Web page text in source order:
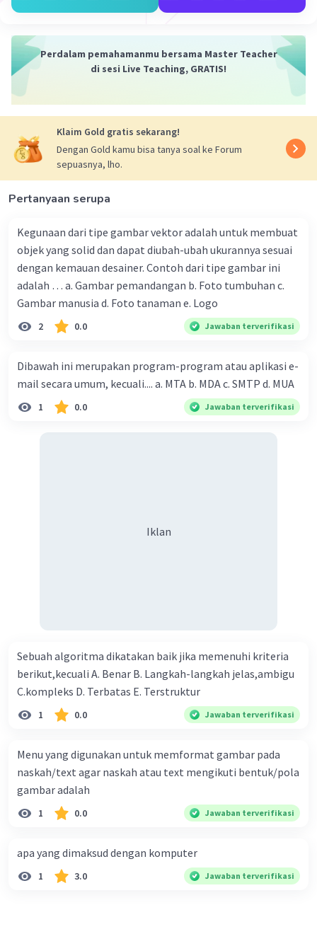
seperti jalan, pelabuhan, dan rel kereta api. Ini
4. Penelitian Ilmiah: Para penjelajah dan ilmuwan Barat
sering melakukan penelitian ilmiah di wilayah jajahan
fauna, geologi, dan budaya lokal.
5. Pendidikan Modern: Sistem pendidikan Barat
diperkenalkan di banyak wilayah jajahan, memungkinkan
penduduk setempat untuk mendapatkan pendidikan
formal dalam ilmu pengetahuan dan teknologi.
kolonialisme tidak selalu positif. Pada banyak kasus,
kolonialisasi juga menyebabkan eksploitasi sumber
daya dan penindasan budaya lokal. Oleh karena itu,
sementara kolonialisasi berkontribusi pada
perkembangan IPTEK global, hal itu juga membawa
dampak sosial, politik, dan ekonomi yang kompleks di
wilayah-wilayah yang terkena dampaknya.
31 Maret 2024 07:36
kolonialisme bangsa Barat. Berikut adalah
memperluas pengaruh dan kekuasaan mereka ke
wilayah-wilayah di seluruh dunia.
Eksplorasi dan Penjelajahan
: Kemajuan dalam
dan pembangunan kapal, memungkinkan
eksplorasi dan penjelajahan ke berbagai wilayah
di seluruh dunia. Ini membuka jalan bagi
kolonialisasi dan penjajahan di berbagai benua.
Revolusi Industri
: Revolusi Industri, yang
dimulai di Inggris pada abad ke-18, memberikan
teknologi, produksi, dan transportasi. Ini
memungkinkan bangsa-bangsa Barat untuk
meningkatkan kekuatan ekonomi mereka dan
Perdalam pemahamanmu bersama Master Teacher
di sesi Live Teaching, GRATIS!
Klaim Gold gratis sekarang!
Dengan Gold kamu bisa tanya soal ke Forum
sepuasnya, lho.
Pertanyaan serupa
Kegunaan dari tipe gambar vektor adalah untuk membuat
objek yang solid dan dapat diubah-ubah ukurannya sesuai
dengan kemauan desainer. Contoh dari tipe gambar ini
adalah … a. Gambar pemandangan b. Foto tumbuhan c.
Gambar manusia d. Foto tanaman e. Logo
2 0.0 Jawaban terverifikasi
Dibawah ini merupakan program-program atau aplikasi e-
mail secara umum, kecuali.... a. MTA b. MDA c. SMTP d. MUA
1 0.0 Jawaban terverifikasi
Iklan
Sebuah algoritma dikatakan baik jika memenuhi kriteria
berikut,kecuali A. Benar B. Langkah-langkah jelas,ambigu
C.kompleks D. Terbatas E. Terstruktur
1 0.0 Jawaban terverifikasi
Menu yang digunakan untuk memformat gambar pada
naskah/text agar naskah atau text mengikuti bentuk/pola
gambar adalah
1 0.0 Jawaban terverifikasi
apa yang dimaksud dengan komputer
1 3.0 Jawaban terverifikasi